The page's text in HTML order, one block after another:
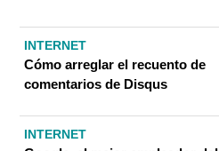
INTERNET
Cómo arreglar el recuento de
comentarios de Disqus
INTERNET